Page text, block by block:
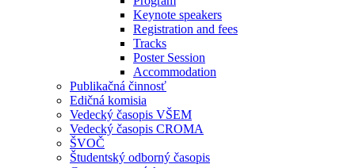
Keynote speakers
Registration and fees
Tracks
Poster Session
Accommodation
Publikačná činnosť
Edičná komisia
Vedecký časopis VŠEM
Vedecký časopis CROMA
ŠVOČ
Študentský odborný časopis